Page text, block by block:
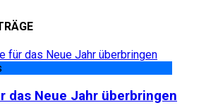
das Neue Jahr überbringen